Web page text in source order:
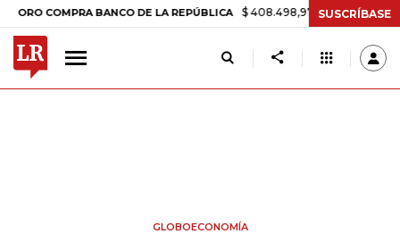
BANCO DE LA REPÚBLICA $ 408.498,97 +$ 8.753,81 +2,19%
SUSCRÍBASE
GLOBOECONOMÍA